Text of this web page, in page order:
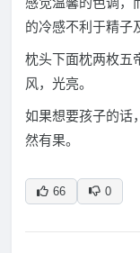
的冷感不利于精子
枕头下面枕两枚五
风，光亮。
如果想要孩子的话
然有果。
66 0